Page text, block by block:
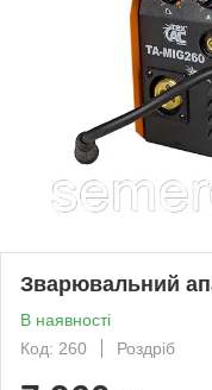
Зварювальний
В наявності
Код: 260
Роздріб